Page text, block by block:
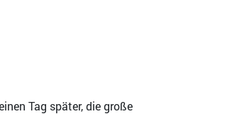
Tag später, die große